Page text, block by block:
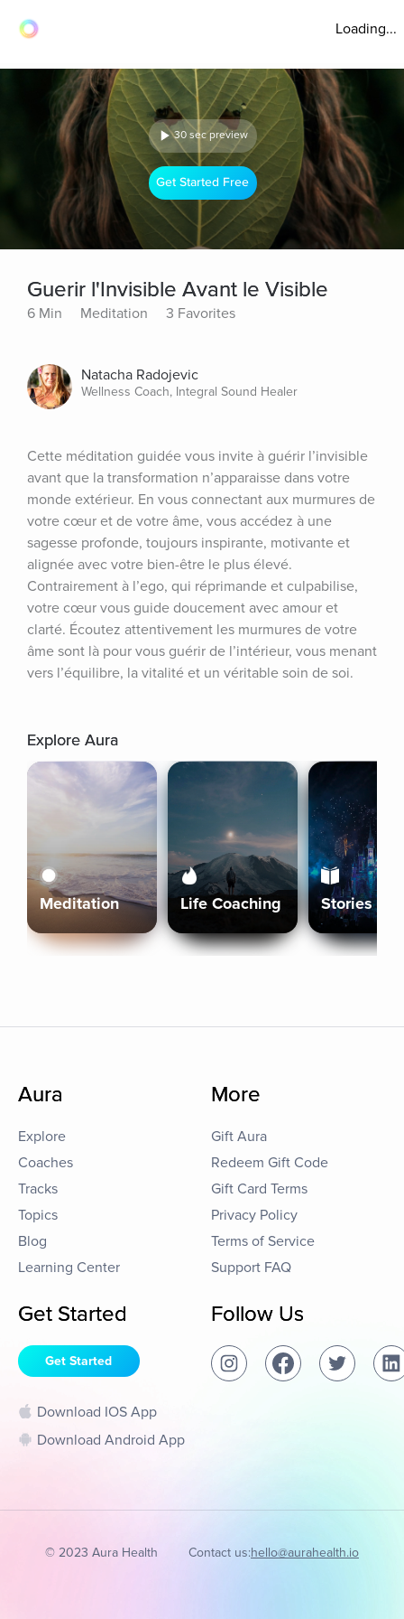
Loading...
30 sec preview
Get Started Free
Guerir l'Invisible Avant le Visible
6 Min Meditation 3 Favorites
Natacha Radojevic
Wellness Coach, Integral Sound Healer
Cette méditation guidée vous invite à guérir l’invisible
avant que la transformation n’apparaisse dans votre
monde extérieur. En vous connectant aux murmures de
votre cœur et de votre âme, vous accédez à une
sagesse profonde, toujours inspirante, motivante et
alignée avec votre bien-être le plus élevé.
Contrairement à l’ego, qui réprimande et culpabilise,
votre cœur vous guide doucement avec amour et
clarté. Écoutez attentivement les murmures de votre
âme sont là pour vous guérir de l’intérieur, vous menant
vers l’équilibre, la vitalité et un véritable soin de soi.
Explore Aura
Meditation Life Coaching Stories
Aura
Explore
Coaches
Tracks
Topics
Blog
Learning Center
More
Gift Aura
Redeem Gift Code
Gift Card Terms
Privacy Policy
Terms of Service
Support FAQ
Get Started
Get Started
Download IOS App
Download Android App
Follow Us
© 2023 Aura Health Contact us:hello@aurahealth.io